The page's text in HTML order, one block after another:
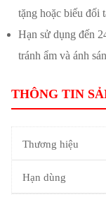
tặng hoặc biếu đối
Hạn sử dụng đến
tránh ẩm và ánh
THÔNG TIN
Thương hiệu
Hạn dùng